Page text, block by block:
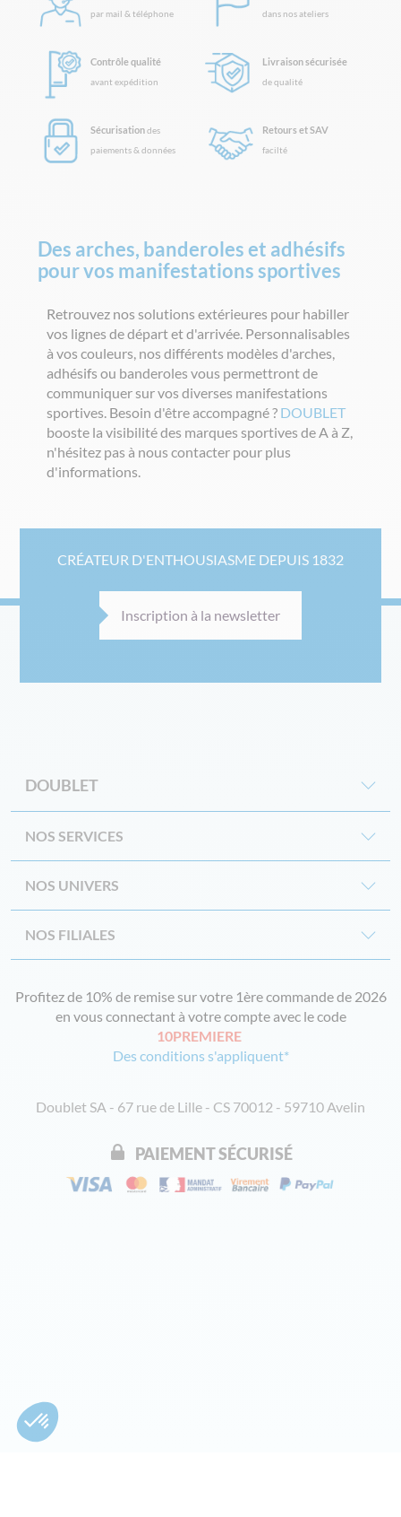
par mail & téléphone
dans nos ateliers
Contrôle qualité
avant expédition
Livraison sécurisée
de qualité
Sécurisationdes
paiements & données
Retours et SAV
facilté
Des arches, banderoles et adhésifs
pour vos manifestations sportives
Retrouvez nos solutions extérieures pour habiller
vos lignes de départ et d'arrivée. Personnalisables
à vos couleurs, nos différents modèles d'arches,
adhésifs ou banderoles vous permettront de
communiquer sur vos diverses manifestations
sportives. Besoin d'être accompagné ? DOUBLET
booste la visibilité des marques sportives de A à Z,
n'hésitez pas à nous contacter pour plus
d'informations.
CRÉATEUR D'ENTHOUSIASME DEPUIS 1832
Inscription à la newsletter
DOUBLET
NOS SERVICES
NOS UNIVERS
NOS FILIALES
Profitez de 10% de remise sur votre 1ère commande de 2026
en vous connectant à votre compte avec le code
10PREMIERE
Des conditions s'appliquent*
Doublet SA - 67 rue de Lille - CS 70012 - 59710 Avelin
PAIEMENT SÉCURISÉ